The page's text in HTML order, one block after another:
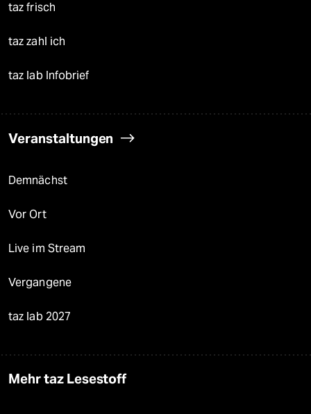
taz frisch
taz zahl ich
taz lab Infobrief
Veranstaltungen
Demnächst
Vor Ort
Live im Stream
Vergangene
taz lab 2027
Mehr taz Lesestoff